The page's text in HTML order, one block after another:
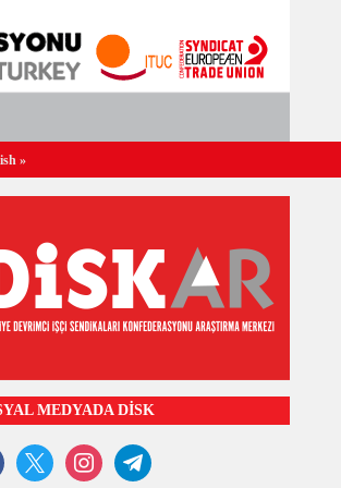
»
MEDYADA DİSK
x instagramtelegram